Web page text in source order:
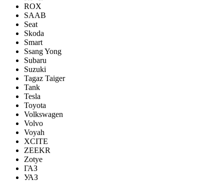
ROX
SAAB
Seat
Skoda
Smart
Ssang Yong
Subaru
Suzuki
Tagaz Taiger
Tank
Tesla
Toyota
Volkswagen
Volvo
Voyah
XCITE
ZEEKR
Zotye
ГАЗ
УАЗ